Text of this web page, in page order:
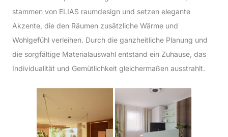
stammen von ELIAS raumdesign und setzen elegante
Akzente, die den Räumen zusätzliche Wärme und
Wohlgefühl verleihen. Durch die ganzheitliche Planung und
die sorgfältige Materialauswahl entstand ein Zuhause, das
Individualität und Gemütlichkeit gleichermaßen ausstrahlt.